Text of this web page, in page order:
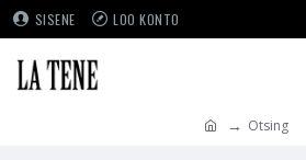
SISENE LOO KONTO
Otsing